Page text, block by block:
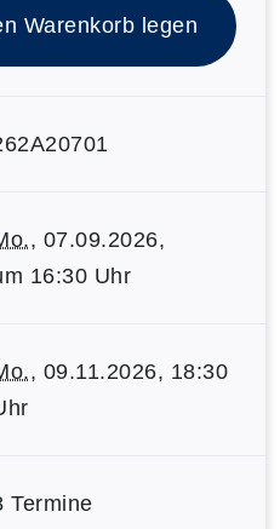
Warenkorb legen
, 07.09.2026,
16:30 Uhr
, 09.11.2026, 18:30
Termine